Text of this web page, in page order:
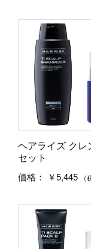
ヘアライズ クレ
セット
価格：
￥5,445 （